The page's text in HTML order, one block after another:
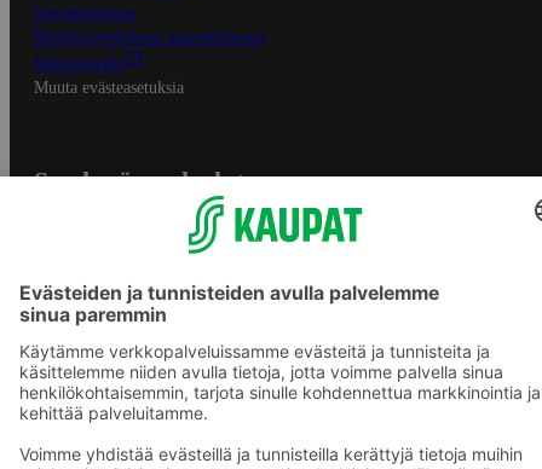
Saavutettavuus
Mobiilisovelluksen saavutettavuus
Mainostajalle
Muuta evästeasetuksia
S-ryhmän palvelut
Yhteishyvä Ruoka -sovellus
S-ostoslista -sovellus
Prisma.fi
Sokos.fi
S-Pankki
Sokos Hotels